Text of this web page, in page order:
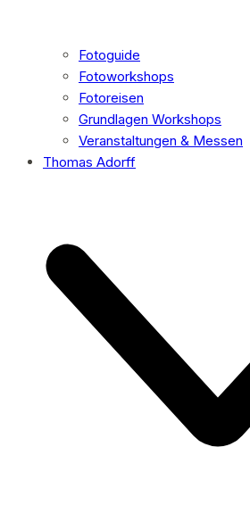
Fotoguide
Fotoworkshops
Fotoreisen
Grundlagen Workshops
Veranstaltungen & Messen
Thomas Adorff